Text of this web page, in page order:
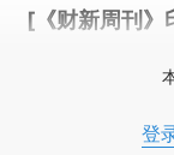
[《财新周刊》
登